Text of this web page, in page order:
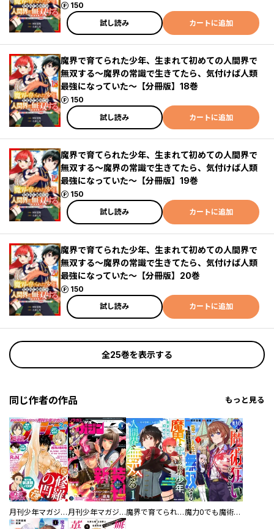
150
ポイント
試し読み
カートに追加
魔界で育てられた少年、生まれて初めての人間界で
無双する～魔界の常識で生きてたら、気付けば人類
最強になっていた～【分冊版】18巻
150
ポイント
試し読み
カートに追加
魔界で育てられた少年、生まれて初めての人間界で
無双する～魔界の常識で生きてたら、気付けば人類
最強になっていた～【分冊版】19巻
150
ポイント
試し読み
カートに追加
魔界で育てられた少年、生まれて初めての人間界で
無双する～魔界の常識で生きてたら、気付けば人類
最強になっていた～【分冊版】20巻
150
ポイント
試し読み
カートに追加
全25巻を表示する
同じ作者の作品 もっと見る
月刊少年マガジン 月刊少年マガジンＲ 魔界で育てられた少年、生まれて初めての人間界で無双する～魔界の常識で生きてたら、気付けば人類最強になっていた～ 魔力0でも魔術狂いだったので、第二の人生では無双する～俺だけ知っている魔術知識で極大魔法をぶっ放す～